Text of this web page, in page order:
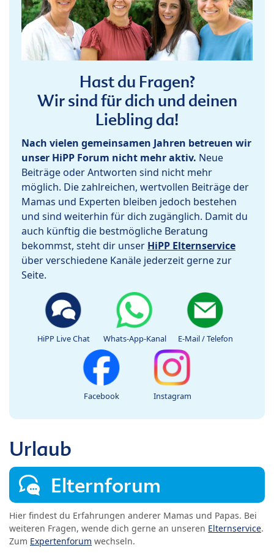
Hast du Fragen?
Wir sind für dich und deinen
Liebling da!
Nach vielen gemeinsamen Jahren betreuen wir
unser HiPP Forum nicht mehr aktiv. Neue
Beiträge oder Antworten sind nicht mehr
möglich. Die zahlreichen, wertvollen Beiträge der
Mamas und Experten bleiben jedoch bestehen
und sind weiterhin für dich zugänglich. Damit du
auch künftig die bestmögliche Beratung
bekommst, steht dir unser HiPP Elternservice
über verschiedene Kanäle jederzeit gerne zur
Seite.
HiPP Live Chat Whats-App-Kanal E-Mail / Telefon
Facebook Instagram
Urlaub
Elternforum
Hier findest du Erfahrungen anderer Mamas und Papas. Bei
weiteren Fragen, wende dich gerne an unseren Elternservice.
Zum Expertenforum wechseln.